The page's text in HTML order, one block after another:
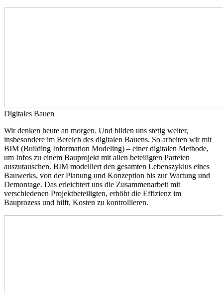
Digitales Bauen
Wir denken heute an morgen. Und bilden uns stetig weiter,
insbesondere im Bereich des digitalen Bauens. So arbeiten wir mit
BIM (Building Information Modeling) – einer digitalen Methode,
um Infos zu einem Bauprojekt mit allen beteiligten Parteien
auszutauschen. BIM modelliert den gesamten Lebenszyklus eines
Bauwerks, von der Planung und Konzeption bis zur Wartung und
Demontage. Das erleichtert uns die Zusammenarbeit mit
verschiedenen Projektbeteiligten, erhöht die Effizienz im
Bauprozess und hilft, Kosten zu kontrollieren.